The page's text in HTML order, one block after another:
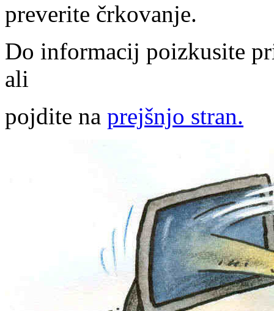
preverite črkovanje.
Do informacij poizkusite
ali
pojdite na prejšnjo stran.